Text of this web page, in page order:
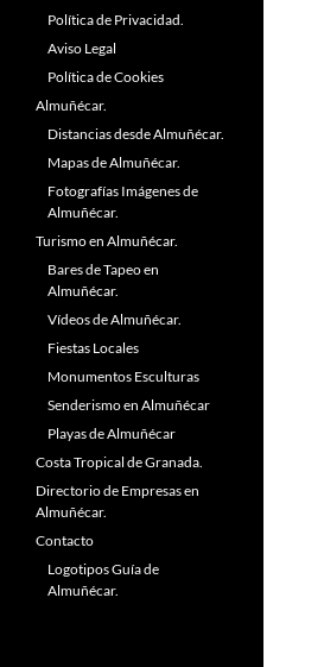
Política de Privacidad.
Aviso Legal
Política de Cookies
Almuñécar.
Distancias desde Almuñécar.
Mapas de Almuñécar.
Fotografías Imágenes de
Almuñécar.
Turismo en Almuñécar.
Bares de Tapeo en
Almuñécar.
Vídeos de Almuñécar.
Fiestas Locales
Monumentos Esculturas
Senderismo en Almuñécar
Playas de Almuñécar
Costa Tropical de Granada.
Directorio de Empresas en
Almuñécar.
Contacto
Logotipos Guía de
Almuñécar.